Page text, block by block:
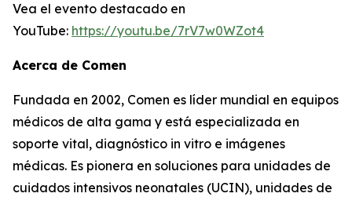
Vea el evento destacado en
YouTube: https://youtu.be/7rV7w0WZot4
Acerca de Comen
Fundada en 2002, Comen es líder mundial en equipos
médicos de alta gama y está especializada en
soporte vital, diagnóstico in vitro e imágenes
médicas. Es pionera en soluciones para unidades de
cuidados intensivos neonatales (UCIN), unidades de